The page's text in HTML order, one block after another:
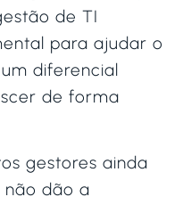
de TI
para ajudar o
diferencial
de forma
gestores ainda
não dão a